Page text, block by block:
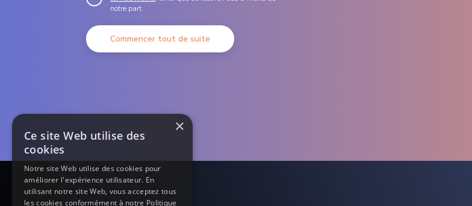
notre part.
Commencer tout de suite
×
Ce site Web utilise des
cookies
Notre site Web utilise des cookies pour
améliorer l'expérience utilisateur. En
utilisant notre site Web, vous acceptez tous
les cookies conformément à notre Politique